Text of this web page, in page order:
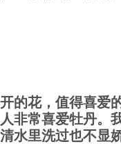
花，值得喜爱
非常喜爱牡丹。
水里洗过也不显